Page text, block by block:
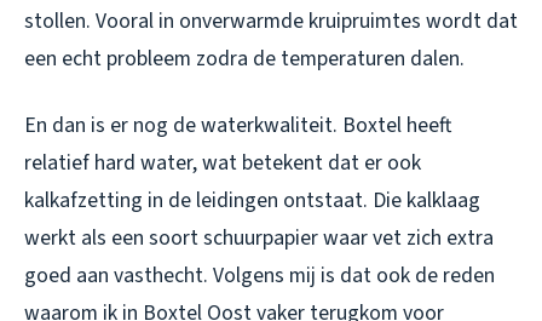
stollen. Vooral in onverwarmde kruipruimtes wordt dat
een echt probleem zodra de temperaturen dalen.
En dan is er nog de waterkwaliteit. Boxtel heeft
relatief hard water, wat betekent dat er ook
kalkafzetting in de leidingen ontstaat. Die kalklaag
werkt als een soort schuurpapier waar vet zich extra
goed aan vasthecht. Volgens mij is dat ook de reden
waarom ik in Boxtel Oost vaker terugkom voor